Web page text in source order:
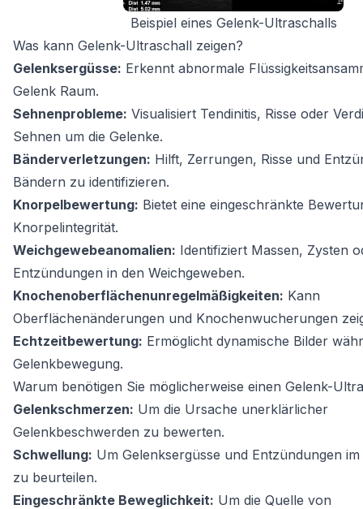
Beispiel eines Gelenk-Ultraschalls
Was kann Gelenk-Ultraschall zeigen?
Gelenksergüsse: Erkennt abnormale
Gelenk Raum.
Sehnenprobleme: Visualisiert Tendinitis, Risse oder
Sehnen um die Gelenke.
Bänderverletzungen: Hilft, Zerrungen, Risse und
Bändern zu identifizieren.
Knorpelbewertung: Bietet eine eingeschränkte
Knorpelintegrität.
Weichgewebeanomalien: Identifiziert Massen, Zysten
Entzündungen in den Weichgeweben.
Knochenoberflächenunregelmäßigkeiten: Kann
Oberflächenänderungen und Knochenwucherungen
Echtzeitbewertung: Ermöglicht dynamische Bilder
Gelenkbewegung.
Warum benötigen Sie möglicherweise einen Gelenk-
Gelenkschmerzen: Um die Ursache unerklärlicher
Gelenkbeschwerden zu bewerten.
Schwellung: Um Gelenksergüsse und Entzündungen
zu beurteilen.
Eingeschränkte Beweglichkeit: Um die Quelle von